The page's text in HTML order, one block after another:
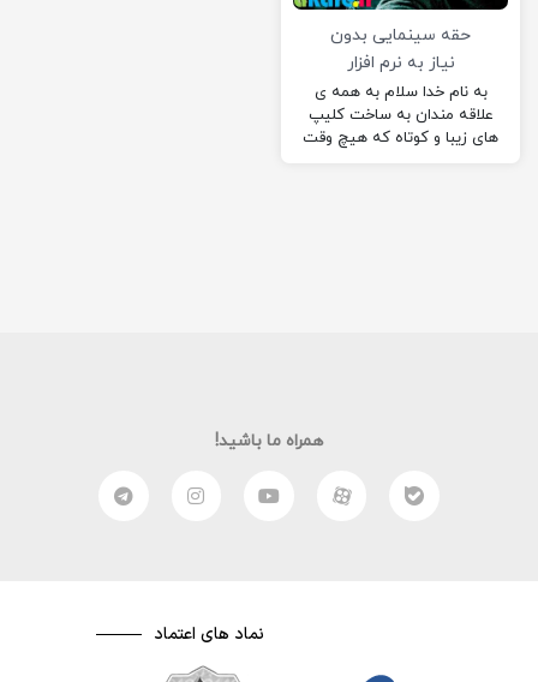
حقه سینمایی بدون
نیاز به نرم افزار
به نام خدا سلام به همه ی
علاقه مندان به ساخت کلیپ
های زیبا و کوتاه که هیچ وقت
همراه ما باشید!
نماد های اعتماد